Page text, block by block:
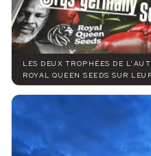
LES DEUX TROPHÉES DE
ROYAL QUEEN SEEDS SUR